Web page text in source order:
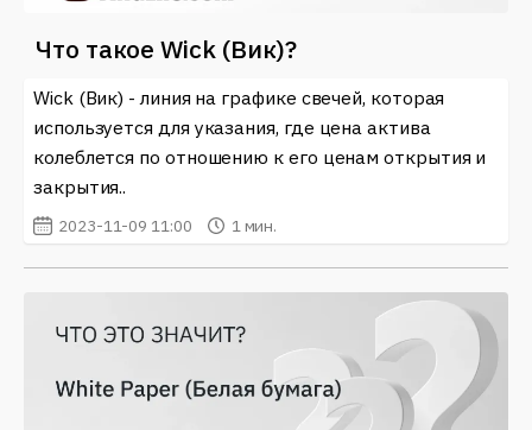
Что такое Wick (Вик)?
Wick (Вик) - линия на графике свечей, которая
используется для указания, где цена актива
колеблется по отношению к его ценам открытия и
закрытия..
2023-11-09 11:00 1 мин.